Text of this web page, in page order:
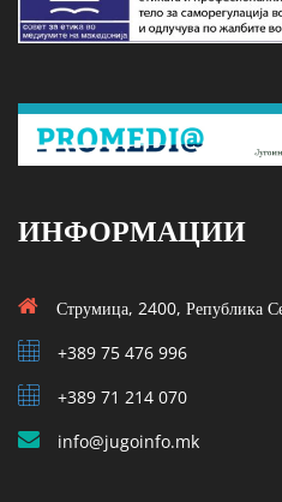
ИНФОРМАЦИИ
Струмица, 2400, Република
+389 75 476 996
+389 71 214 070
info@jugoinfo.mk